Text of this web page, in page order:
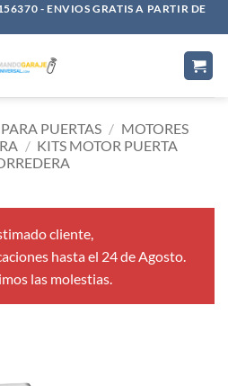
- ENVIOS GRATIS A PARTIR DE
PUERTAS / MOTORES
/ KITS MOTOR PUERTA
cliente,
hasta el 24 de Agosto.
las molestias.